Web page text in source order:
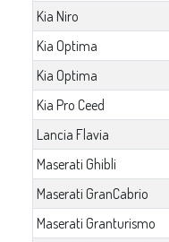
Kia Niro
Kia Optima
Kia Optima
Kia Pro Ceed
Lancia Flavia
Maserati Ghibli
Maserati GranCabrio
Maserati Granturismo